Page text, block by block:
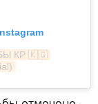
КР 🇰🇬